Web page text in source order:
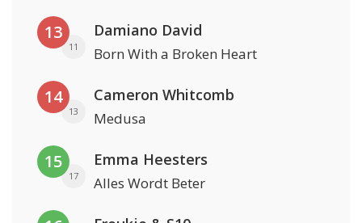
13
11
Damiano David
Born With a Broken Heart
14
13
Cameron Whitcomb
Medusa
15
17
Emma Heesters
Alles Wordt Beter